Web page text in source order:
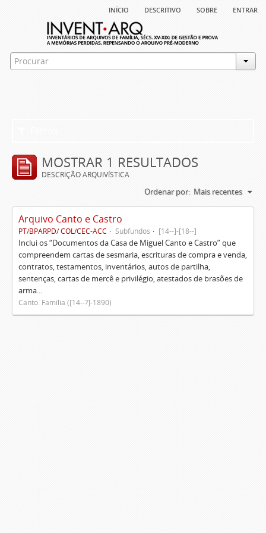
início descritivo sobre entrar
MOSTRAR 1 RESULTADOS
DESCRIÇÃO ARQUIVÍSTICA
Ordenar por: Mais recentes
Arquivo Canto e Castro
PT/BPARPD/ COL/CEC-ACC Subfundos [14--]-[18--]
Inclui os “Documentos da Casa de Miguel Canto e Castro” que
compreendem cartas de sesmaria, escrituras de compra e venda,
contratos, testamentos, inventários, autos de partilha,
sentenças, cartas de mercê e privilégio, atestados de brasões de
arma...
Canto. Família ([14--?]-1890)